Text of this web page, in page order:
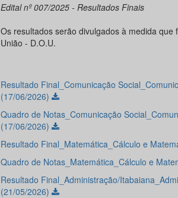
Edital nº 007/2025 - Resultados Finais
Os resultados serão divulgados à medida
União - D.O.U.
Resultado Final_Comunicação
(17/06/2026)
Quadro de Notas_Comunicação
(17/06/2026)
Resultado Final_Matemática_Cálculo e
Quadro de Notas_Matemática_Cálculo e
Resultado Final_Administração/
(21/05/2026)